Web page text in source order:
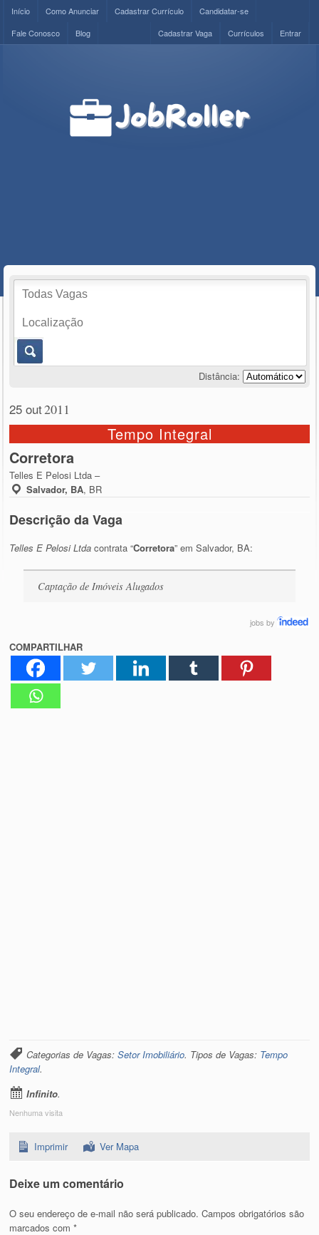
Início Como Anunciar Cadastrar Currículo
Candidatar-se
Fale Conosco
Blog Entrar
Currículos
Cadastrar Vaga
Distância:
25 out2011
Tempo Integral
Corretora
Telles E Pelosi Ltda –
Salvador, BA, BR
Descrição da Vaga
Telles E Pelosi Ltda contrata “Corretora” em Salvador, BA:
Captação de Imóveis Alugados
jobs by
COMPARTILHAR
Categorias de Vagas:Setor Imobiliário. Tipos de Vagas: Tempo
Integral.
Infinito.
Nenhuma visita
Imprimir Ver Mapa
Deixe um comentário
O seu endereço de e-mail não será publicado. Campos obrigatórios são
marcados com*